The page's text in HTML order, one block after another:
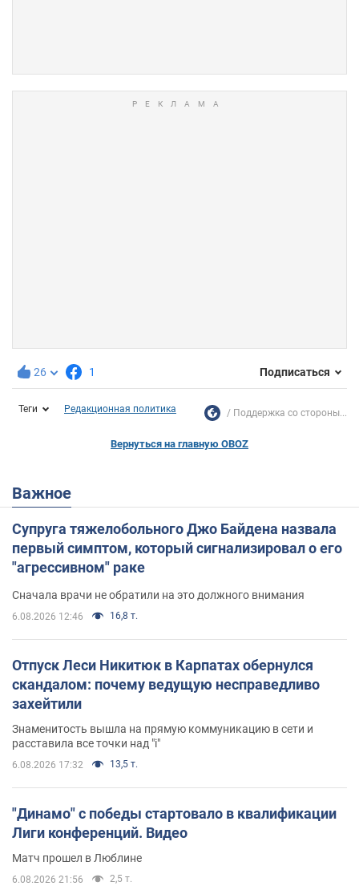
26 1 Подписаться
Теги Редакционная политика Поддержка со стороны...
Вернуться на главную OBOZ
Важное
Супруга тяжелобольного Джо Байдена назвала
первый симптом, который сигнализировал о его
"агрессивном" раке
Сначала врачи не обратили на это должного внимания
6.08.2026 12:46 16,8 т.
Отпуск Леси Никитюк в Карпатах обернулся
скандалом: почему ведущую несправедливо
захейтили
Знаменитость вышла на прямую коммуникацию в сети и
расставила все точки над "i"
6.08.2026 17:32 13,5 т.
"Динамо" с победы стартовало в квалификации
Лиги конференций. Видео
Матч прошел в Люблине
6.08.2026 21:56 2,5 т.